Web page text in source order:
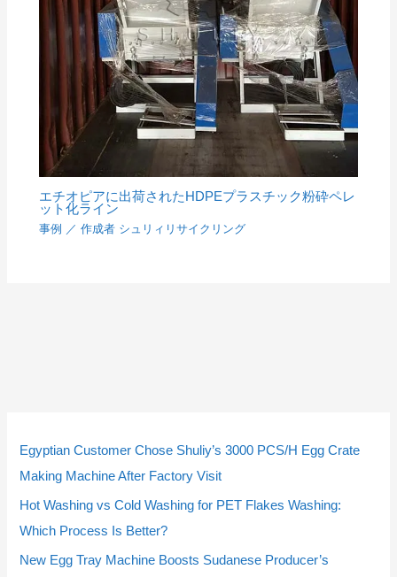
Egyptian Customer Chose Shuliy’s 3000 PCS/H Egg Crate
Making Machine After Factory Visit
Hot Washing vs Cold Washing for PET Flakes Washing:
Which Process Is Better?
New Egg Tray Machine Boosts Sudanese Producer’s
個
の
商
品
個
の
商
品
0
個
の
商
品
個
の
商
品
4
個
の
商
品
個
の
商
品
3
個
の
品
個
の
商
品
個
の
商
個
の
商
品
個
の
商
品
0
個
の
商
品
個
の
商
品
4
個
の
商
品
個
の
商
品
3
個
の
品
個
の
商
品
個
の
商
エチオピアに出荷されたHDPEプラスチック粉砕ペレ
ット化ライン
事例 ／ 作成者 シュリィリサイクリング